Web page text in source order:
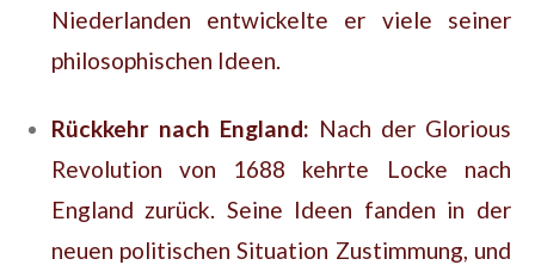
Niederlanden entwickelte er viele seiner
philosophischen Ideen.
Rückkehr nach England: Nach der Glorious
Revolution von 1688 kehrte Locke nach
England zurück. Seine Ideen fanden in der
neuen politischen Situation Zustimmung, und